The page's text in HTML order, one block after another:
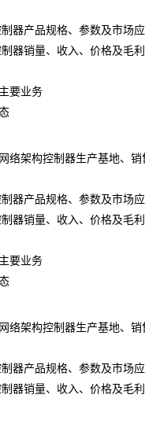
产品规格、参数及市场
销量、收入、价格及毛
业务
构控制器生产基地、销
产品规格、参数及市场
销量、收入、价格及毛
业务
构控制器生产基地、销
产品规格、参数及市场
销量、收入、价格及毛